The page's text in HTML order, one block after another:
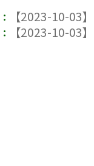
【2023-10-03】
【2023-10-03】